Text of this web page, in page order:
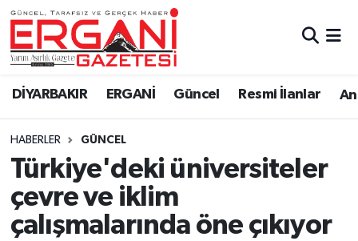
DİYARBAKIR ERGANİ Güncel Resmi İlanlar
HABERLER GÜNCEL
Türkiye'deki üniversiteler
çevre ve iklim
çalışmalarında öne çıkıyor
DİYARBAKIR
BİSMİL
BAĞLAR
ERGANİ
Güncel
Eği̇ti̇m
Resmi İlanlar
Ergani Nöbetçi Eczaneler
Ergani Hava Durumu
Ergani Trafik Yoğunluk Haritası
Süper Lig Puan Durumu ve Fikstür
Tüm Manşetler